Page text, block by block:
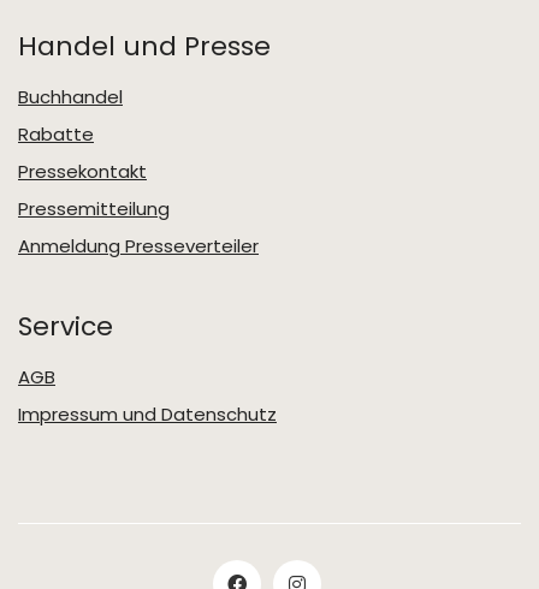
Handel und Presse
Buchhandel
Rabatte
Pressekontakt
Pressemitteilung
Anmeldung Presseverteiler
Service
AGB
Impressum und Datenschutz